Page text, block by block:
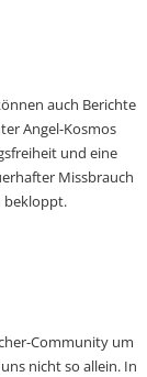
auch Berichte
Angel-Kosmos
und eine
Missbrauch
bekloppt.
Community um
nicht so allein. In